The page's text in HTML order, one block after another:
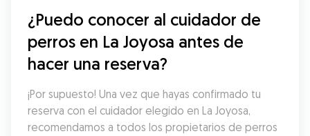
¿Puedo conocer al cuidador de
perros en La Joyosa antes de
hacer una reserva?
¡Por supuesto! Una vez que hayas confirmado tu
reserva con el cuidador elegido en La Joyosa,
recomendamos a todos los propietarios de perros